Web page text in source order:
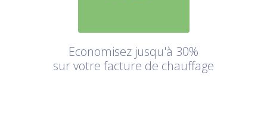
Economisez jusqu'à 30%
sur votre facture de chauffage